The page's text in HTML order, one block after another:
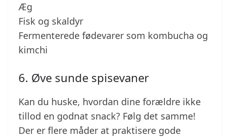
Æg
Fisk og skaldyr
Fermenterede fødevarer som kombucha og
kimchi
6. Øve sunde spisevaner
Kan du huske, hvordan dine forældre ikke
tillod en godnat snack? Følg det samme!
Der er flere måder at praktisere gode